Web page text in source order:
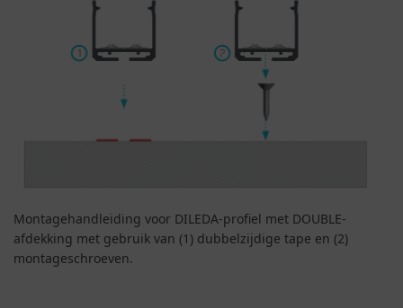
Montagehandleiding voor DILEDA-profiel met DOUBLE-
afdekking met gebruik van (1) dubbelzijdige tape en (2)
montageschroeven.